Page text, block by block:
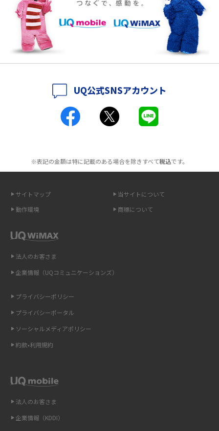
徴も紹介
持ち運びできるポケット型Wi-Fiのおススメの選び方は？メリット・デメリ
ットも紹介
ポケット型Wi-Fiはクレカなしでも利用できる？口座振替の方法や注意点も
ポケット型Wi-Fiとは？通信の仕組みやメリット・デメリットを解説
工事不要！置くだけWi-Fiの特徴は？メリット・デメリットや選び方を解説
介
ポケット型Wi-Fi（モバイルWi-Fi）とは？おススメする方の特徴や選び方を
点も解説
ギガバイト（GB）とは？1GBの目安やギガが足りない時の対処法を紹介
Wi-Fiを自宅に設置する方法は？必要なことやポイントも紹介
光ファイバーとは？仕組みやメリット・デメリットを初心者向けにわかり
やすく解説
UQ公式SNSアカウント
※表記の金額は特に記載のある場合を除きすべて税込です。
サイトマップ
当サイトについて
動作環境
商標について
法人のお客さま
企業情報（KDDI）
法人のお客さま
企業情報（UQコミュニケーションズ）
プライバシーポリシー
プライバシーポータル
ソーシャルメディアポリシー
約款•利用規約